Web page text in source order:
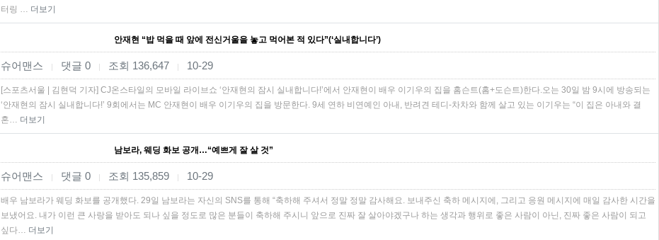
터링 … 더보기
안재현 “밥 먹을 때 앞에 전신거울을 놓고 먹어본 적 있다”(‘실내합니다’)
슈어맨스 | 댓글 0 | 조회 136,647 | 10-29
[스포츠서울 | 김현덕 기자] CJ온스타일의 모바일 라이브쇼 ‘안재현의 잠시 실내합니다!’에서 안재현이 배우 이기우의 집을 홈슨트(홈+도슨트)한다.오는 30일 밤 9시에 방송되는
‘안재현의 잠시 실내합니다!’ 9회에서는 MC 안재현이 배우 이기우의 집을 방문한다. 9세 연하 비연예인 아내, 반려견 테디-차차와 함께 살고 있는 이기우는 “이 집은 아내와 결
혼… 더보기
남보라, 웨딩 화보 공개…“예쁘게 잘 살 것”
슈어맨스 | 댓글 0 | 조회 135,859 | 10-29
배우 남보라가 웨딩 화보를 공개했다. 29일 남보라는 자신의 SNS를 통해 “축하해 주셔서 정말 정말 감사해요. 보내주신 축하 메시지에, 그리고 응원 메시지에 매일 감사한 시간을
보냈어요. 내가 이런 큰 사랑을 받아도 되나 싶을 정도로 많은 분들이 축하해 주시니 앞으로 진짜 잘 살아야겠구나 하는 생각과 행위로 좋은 사람이 아닌, 진짜 좋은 사람이 되고
싶다… 더보기